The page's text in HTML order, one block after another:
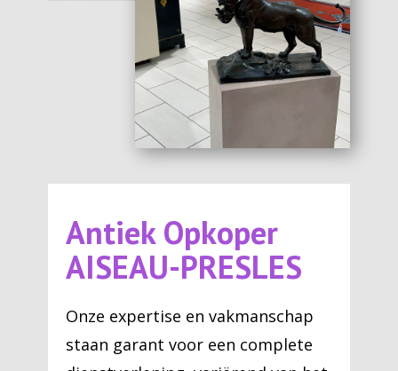
Antiek Opkoper
AISEAU-PRESLES
Onze expertise en vakmanschap
staan garant voor een complete